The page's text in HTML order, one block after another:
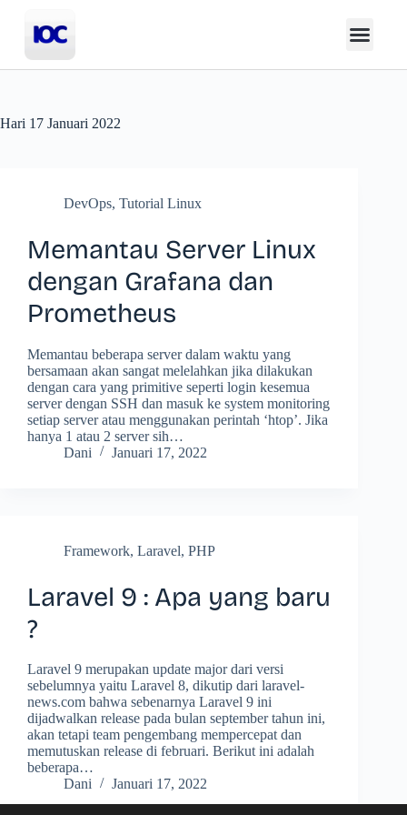
Hari 17 Januari 2022
DevOps, Tutorial Linux
Memantau Server Linux
dengan Grafana dan
Prometheus
Memantau beberapa server dalam waktu yang
bersamaan akan sangat melelahkan jika dilakukan
dengan cara yang primitive seperti login kesemua
server dengan SSH dan masuk ke system monitoring
setiap server atau menggunakan perintah ‘htop’. Jika
hanya 1 atau 2 server sih…
Dani
Januari 17, 2022
Framework, Laravel, PHP
Laravel 9 : Apa yang baru
?
Laravel 9 merupakan update major dari versi
sebelumnya yaitu Laravel 8, dikutip dari laravel-
news.com bahwa sebenarnya Laravel 9 ini
dijadwalkan release pada bulan september tahun ini,
akan tetapi team pengembang mempercepat dan
memutuskan release di februari. Berikut ini adalah
beberapa…
Dani
Januari 17, 2022